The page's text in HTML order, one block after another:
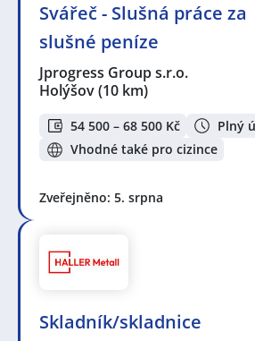
Svářeč - Slušná práce za
slušné peníze
Jprogress Group s.r.o.
Holýšov(10 km)
54 500 – 68 500 Kč
Plný
Vhodné také pro cizince
Zveřejněno: 5. srpna
Skladník/skladnice